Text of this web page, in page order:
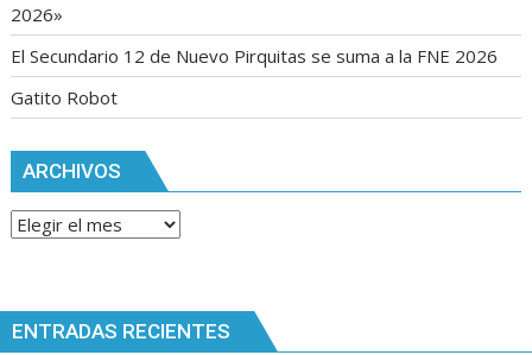
2026»
El Secundario 12 de Nuevo Pirquitas se suma a la FNE 2026
Gatito Robot
ARCHIVOS
Archivos
ENTRADAS RECIENTES